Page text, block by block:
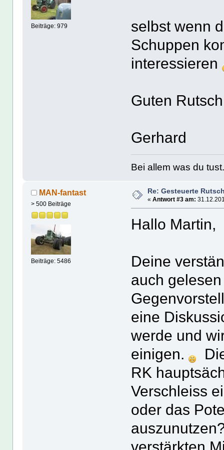
Beiträge: 979
selbst wenn
Schuppen
interessieren
Guten Rutsch
Gerhard
Bei allem was du
MAN-fantast
> 500 Beiträge
Beiträge: 5486
Re: Gesteuerte
« Antwort #3 am:
Hallo Martin,
Deine
auch
eine
werde und
einigen.
RK
Verschleiss
oder das